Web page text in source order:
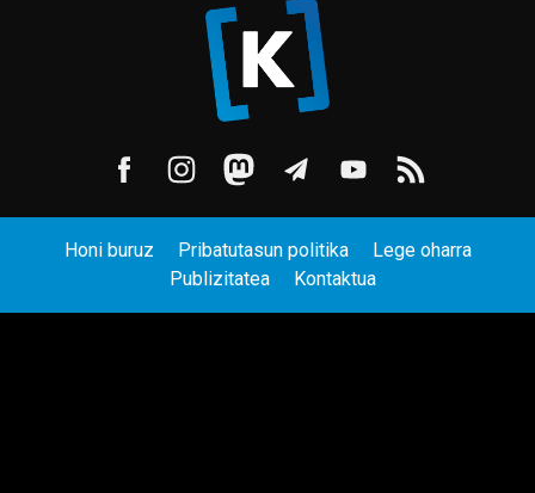
Honi buruz Pribatutasun politika
Lege oharra
Publizitatea
Kontaktua